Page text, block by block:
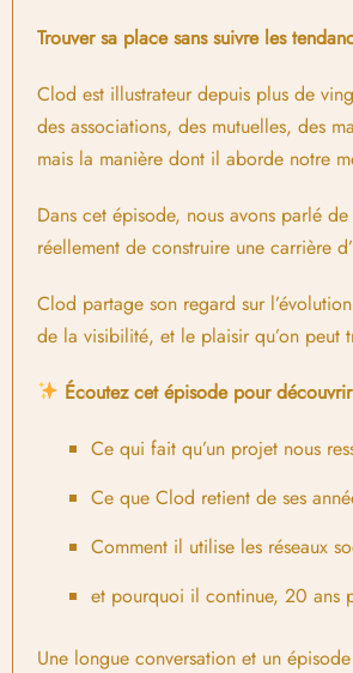
Trouver sa place sans suivre les
Clod est illustrateur depuis plus de
des associations, des mutuelles, des
mais la manière dont il aborde notre
Dans cet épisode, nous avons parlé
réellement de construire une carrière
Clod partage son regard sur
de la visibilité, et le plaisir qu’on peut
Écoutez cet épisode pour
Ce qui fait qu’un projet nous
Ce que Clod retient de ses
Comment il utilise les réseaux
et pourquoi il continue, 20 ans
Une longue conversation et un